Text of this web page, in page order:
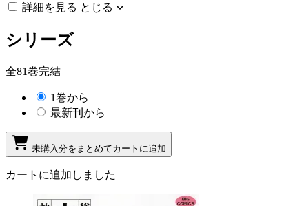
詳細を見る とじる
シリーズ
全81巻完結
1巻から
最新刊から
未購入分をまとめてカートに追加
カートに追加しました